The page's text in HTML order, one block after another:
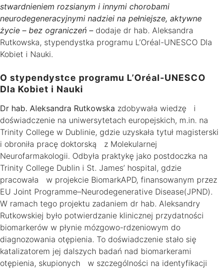
stwardnieniem rozsianym i innymi chorobami
neurodegeneracyjnymi nadziei na pełniejsze, aktywne
życie – bez ograniczeń – dodaje dr hab. Aleksandra
Rutkowska, stypendystka programu L’Oréal-UNESCO Dla
Kobiet i Nauki.
O stypendystce programu L’Oréal-UNESCO
Dla Kobiet i Nauki
Dr hab. Aleksandra Rutkowska zdobywała wiedzę i
doświadczenie na uniwersytetach europejskich, m.in. na
Trinity College w Dublinie, gdzie uzyskała tytuł magisterski
i obroniła pracę doktorską z Molekularnej
Neurofarmakologii. Odbyła praktykę jako postdoczka na
Trinity College Dublin i St. James’ hospital, gdzie
pracowała w projekcie BiomarkAPD, finansowanym przez
EU Joint Programme–Neurodegenerative Disease(JPND).
W ramach tego projektu zadaniem dr hab. Aleksandry
Rutkowskiej było potwierdzanie klinicznej przydatności
biomarkerów w płynie mózgowo-rdzeniowym do
diagnozowania otępienia. To doświadczenie stało się
katalizatorem jej dalszych badań nad biomarkerami
otępienia, skupionych w szczególności na identyfikacji